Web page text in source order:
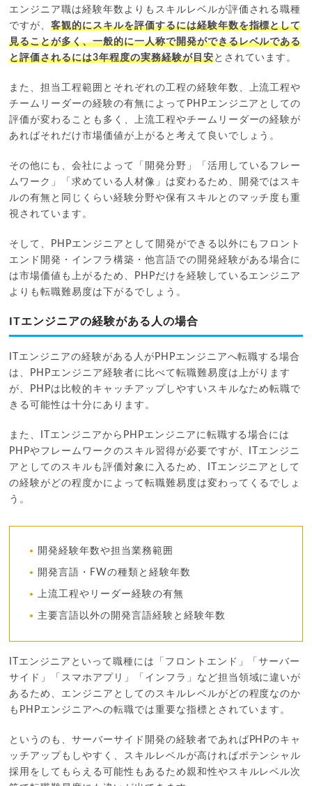
エンジニア職は経験年数よりもスキルレベルが評価される職種
ですが、客観的にスキルを評価するには経験年数を指標として
見ることが多く、一般的に一人称で開発ができるレベルである
と評価されるには3年程度の実務経験が目安とされています。
また、担当工程範囲とそれぞれの工程の経験年数、上流工程や
チームリーダーの経験の有無によってPHPエンジニアとしての
評価が変わることも多く、上流工程やチームリーダーの経験が
あればそれだけ市場価値が上がると考えて良いでしょう。
その他にも、会社によって「開発分野」「活用しているフレー
ムワーク」「求めている人材像」は変わるため、開発ではスキ
ルの有無と同じくらい経験分野や保有スキルとのマッチ度も重
視されています。
そして、PHPエンジニアとして開発ができる以外にもフロント
エンド開発・インフラ構築・他言語での開発経験がある場合に
は市場価値も上がるため、PHPだけを経験しているエンジニア
よりも転職難易度は下がるでしょう。
ITエンジニアの経験がある人の場合
ITエンジニアの経験がある人がPHPエンジニアへ転職する場合
は、PHPエンジニア経験者に比べて転職難易度は上がります
が、PHPは比較的キャッチアップしやすいスキルなため転職で
きる可能性は十分にあります。
また、ITエンジニアからPHPエンジニアに転職する場合には
PHPやフレームワークのスキル習得が必要ですが、ITエンジニ
アとしてのスキルも評価対象に入るため、ITエンジニアとして
の経験がどの程度かによって転職難易度は変わってくるでしょ
う。
開発経験年数や担当業務範囲
開発言語・FWの種類と経験年数
上流工程やリーダー経験の有無
主要言語以外の開発言語経験と経験年数
ITエンジニアといって職種には「フロントエンド」「サーバー
サイド」「スマホアプリ」「インフラ」など担当領域に違いが
あるため、エンジニアとしてのスキルレベルがどの程度なのか
もPHPエンジニアへの転職では重要な指標とされています。
というのも、サーバーサイド開発の経験者であればPHPのキャ
ッチアップもしやすく、スキルレベルが高ければポテンシャル
採用をしてもらえる可能性もあるため親和性やスキルレベル次